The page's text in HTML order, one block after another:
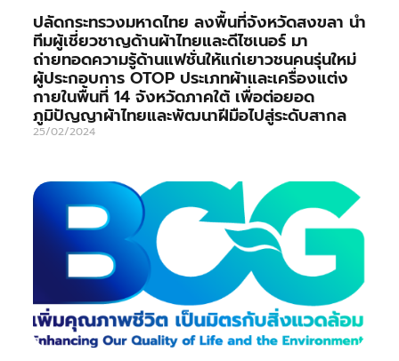
ปลัดกระทรวงมหาดไทย ลงพื้นที่จังหวัดสงขลา นำ
ทีมผู้เชี่ยวชาญด้านผ้าไทยและดีไซเนอร์ มา
ถ่ายทอดความรู้ด้านแฟชั่นให้แก่เยาวชนคนรุ่นใหม่
ผู้ประกอบการ OTOP ประเภทผ้าและเครื่องแต่ง
กายในพื้นที่ 14 จังหวัดภาคใต้ เพื่อต่อยอด
ภูมิปัญญาผ้าไทยและพัฒนาฝีมือไปสู่ระดับสากล
25/02/2024